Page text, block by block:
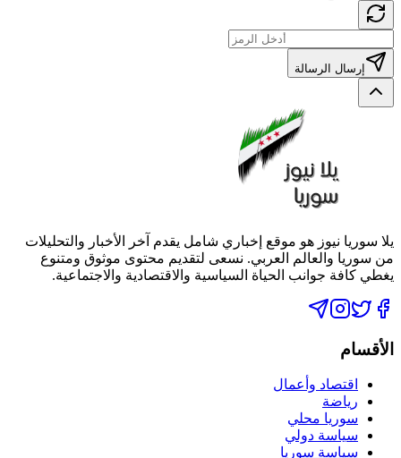
إرسال الرسالة
يلا سوريا نيوز هو موقع إخباري شامل يقدم آخر الأخبار والتحليلات
من سوريا والعالم العربي. نسعى لتقديم محتوى موثوق ومتنوع
يغطي كافة جوانب الحياة السياسية والاقتصادية والاجتماعية.
الأقسام
اقتصاد وأعمال
رياضة
سوريا محلي
سياسة دولي
سياسة سوريا